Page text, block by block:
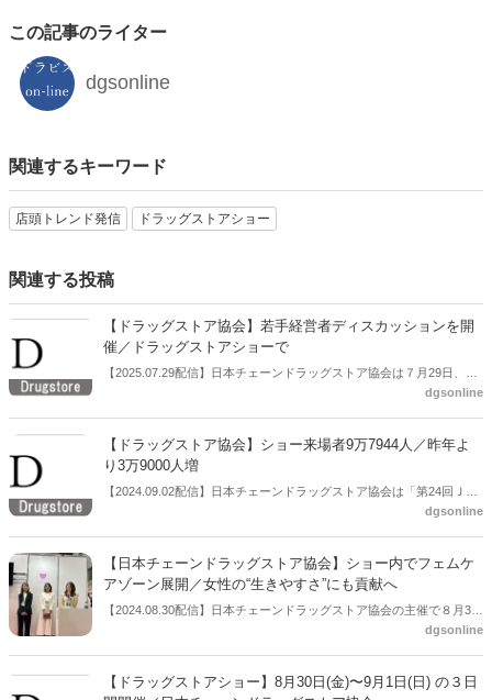
この記事のライター
dgsonline
関連するキーワード
店頭トレンド発信 ドラッグストアショー
関連する投稿
【ドラッグストア協会】若手経営者ディスカッションを開
催／ドラッグストアショーで
【2025.07.29配信】日本チェーンドラッグストア協会は７月29日、定
例会見を開き、８月８日から開催する第25回JAPANドラッグストアシ
た。
dgsonline
【ドラッグストア協会】ショー来場者9万7944人／昨年よ
り3万9000人増
【2024.09.02配信】日本チェーンドラッグストア協会は「第24回ＪＡ
ＰＡＮドラッグストアショー」の来場者が昨年より3万9072人多い9万
dgsonline
【日本チェーンドラッグストア協会】ショー内でフェムケ
アゾーン展開／女性の“生きやすさ”にも貢献へ
【2024.08.30配信】日本チェーンドラッグストア協会の主催で８月30
日～９月１日まで開催しているJAPANドラッグストアショー。展示場
dgsonline
【ドラッグストアショー】8月30日(金)〜9月1日(日) の３日